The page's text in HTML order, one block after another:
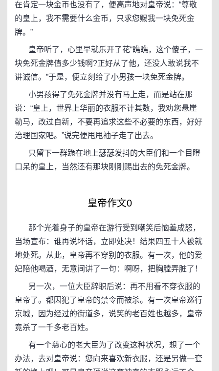
在肯定一块金币也没有了，便高声地对皇帝说：“尊敬
的皇上，我不需要什么金币，只求您赐我一块免死金
牌。”
皇帝听了，心里早就乐开了花“瞧瞧，这个傻子，一
块免死金牌值多少钱啊?正好从了他，还没人敢说我不
讲诚信。”于是，便立刻给了小男孩一块免死金牌。
小男孩得了免死金牌并没有马上走，而是站在那
说：“皇上，世界上华丽的衣服不计其数，我劝您悬崖
勒马，改过自新，不要再追求这些不必要的东西，好好
治理国家吧。”说完便甩甩袖子走了出去。
只留下一群跪在地上瑟瑟发抖的大臣们和一个目瞪
口呆的皇上，当然还有那块刚刚赐出去的免死金牌。
皇帝作文0
那个光着身子的皇帝在游行受到嘲笑后恼羞成怒，
当场宣布：谁再说坏话，立即处决！结果四五十人被就
地处死。从此，皇帝再不穿别的衣服。有一次，他的爱
妃陪他喝酒，无意间讲了一句：啊呀，把胸膛弄脏了！
另一次，一位大臣辞职后说：再不用看不穿衣服的
皇帝了。都因犯了皇帝的禁令而被杀。有一次皇帝巡行
京城，因为经过的街道多，说笑的老百姓也越多，皇帝
竟杀了一千多老百姓。
有一个慈心的老大臣为了改变这种状况，想了一个
办法，去对皇帝说：您向来喜欢新衣服，还是另做一套